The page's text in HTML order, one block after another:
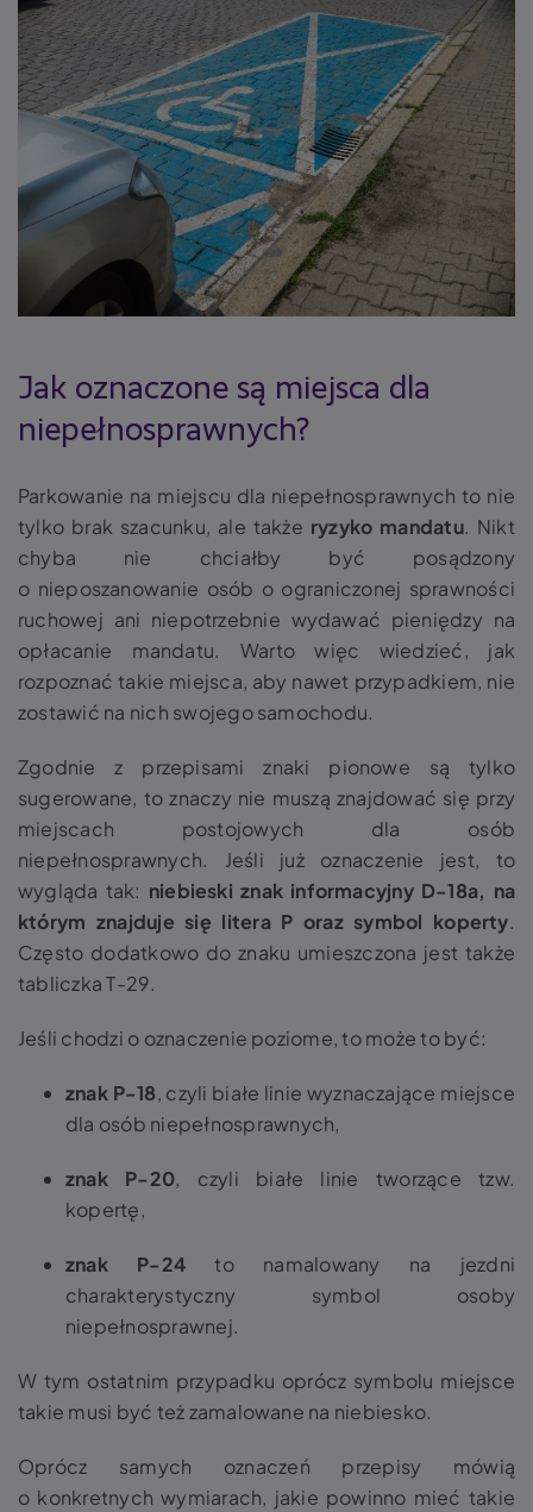
Jak oznaczone są miejsca dla
niepełnosprawnych?
Parkowanie na miejscu dla niepełnosprawnych to nie
tylko brak szacunku, ale także ryzyko mandatu. Nikt
chyba nie chciałby być posądzony
o nieposzanowanie osób o ograniczonej sprawności
ruchowej ani niepotrzebnie wydawać pieniędzy na
opłacanie mandatu. Warto więc wiedzieć, jak
rozpoznać takie miejsca, aby nawet przypadkiem, nie
zostawić na nich swojego samochodu.
Zgodnie z przepisami znaki pionowe są tylko
sugerowane, to znaczy nie muszą znajdować się przy
miejscach postojowych dla osób
niepełnosprawnych. Jeśli już oznaczenie jest, to
wygląda tak: niebieski znak informacyjny D-18a, na
którym znajduje się litera P oraz symbol koperty.
Często dodatkowo do znaku umieszczona jest także
tabliczka T-29.
Jeśli chodzi o oznaczenie poziome, to może to być:
znak P-18, czyli białe linie wyznaczające miejsce
dla osób niepełnosprawnych,
znak P-20, czyli białe linie tworzące tzw.
kopertę,
znak P-24 to namalowany na jezdni
charakterystyczny symbol osoby
niepełnosprawnej.
W tym ostatnim przypadku oprócz symbolu miejsce
takie musi być też zamalowane na niebiesko.
Oprócz samych oznaczeń przepisy mówią
o konkretnych wymiarach, jakie powinno mieć takie